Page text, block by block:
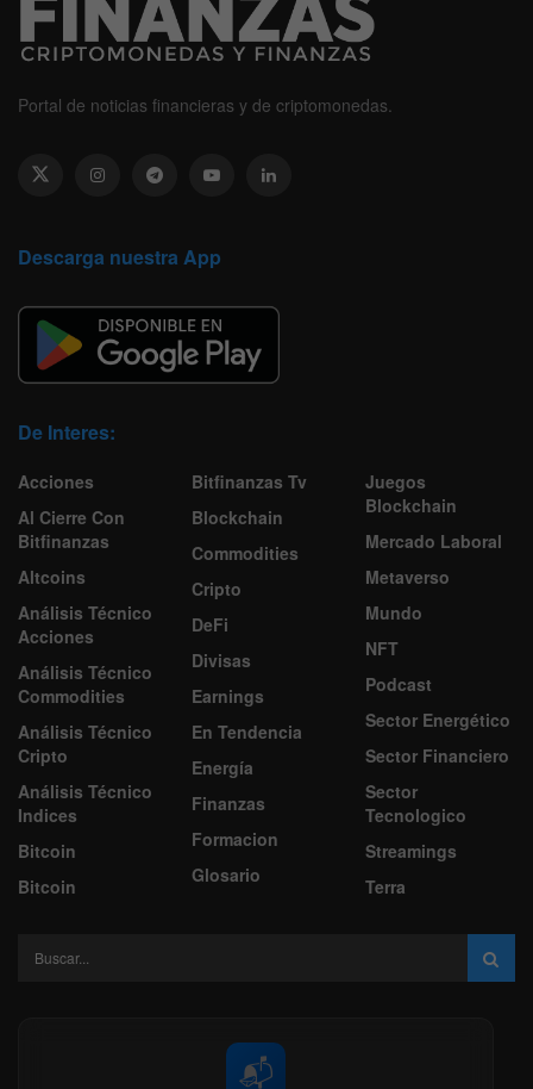
Portal de noticias financieras y de criptomonedas.
Descarga nuestra App
De Interes:
Acciones
Al Cierre Con
Bitfinanzas
Altcoins
Análisis Técnico
Acciones
Análisis Técnico
Commodities
Análisis Técnico
Cripto
Análisis Técnico
Indices
Bitcoin
Bitcoin
Bitfinanzas Tv
Blockchain
Commodities
Cripto
DeFi
Divisas
Earnings
En Tendencia
Energía
Finanzas
Formacion
Glosario
Juegos
Blockchain
Mercado Laboral
Metaverso
Mundo
NFT
Podcast
Sector Energético
Sector Financiero
Sector
Tecnologico
Streamings
Terra
📬